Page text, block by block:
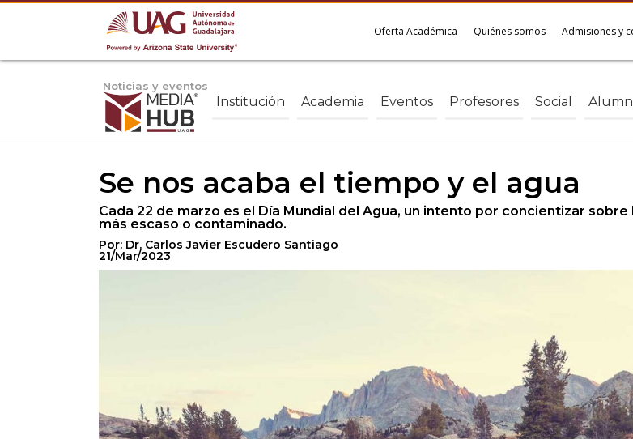
Oferta Académica Quiénes somos Admisiones y
Noticias y eventos
Institución Academia Eventos Profesores Social
Se nos acaba el tiempo y el agua
Cada 22 de marzo es el Día Mundial del Agua, un intento por concientizar
más escaso o contaminado.
Por: Dr. Carlos Javier Escudero Santiago
21/Mar/2023